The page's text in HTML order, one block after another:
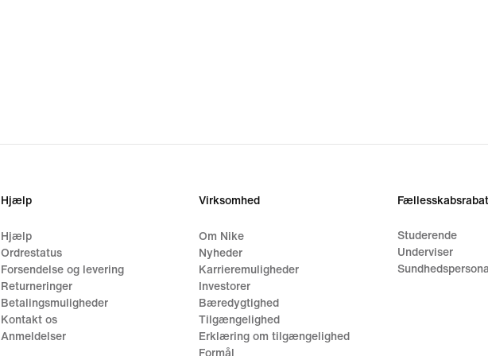
Hjælp
Hjælp
Ordrestatus
Forsendelse og levering
Returneringer
Betalingsmuligheder
Kontakt os
Anmeldelser
Virksomhed
Om Nike
Nyheder
Karrieremuligheder
Investorer
Bæredygtighed
Tilgængelighed
Erklæring om tilgængelighed
Formål
Studerende
Underviser